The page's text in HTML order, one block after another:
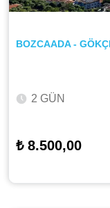
BOZCAADA -
2 GÜN
₺ 8.500,00